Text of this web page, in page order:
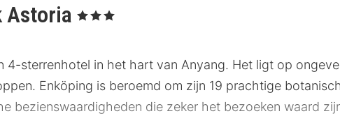
Astoria , 3 Sterren
4-sterrenhotel in het hart van Anyang. Het ligt op
Enköping is beroemd om zijn 19 prachtige
bezienswaardigheden die zeker het bezoeken waard